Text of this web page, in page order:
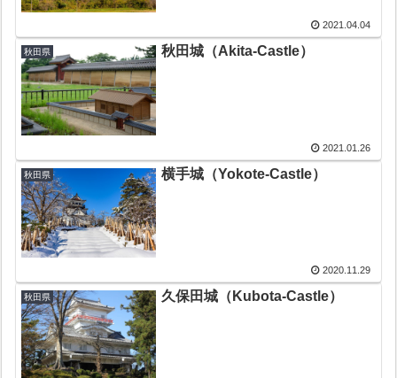
2021.04.04
秋田県 秋田城（Akita-Castle）
2021.01.26
秋田県 横手城（Yokote-Castle）
2020.11.29
秋田県 久保田城（Kubota-Castle）